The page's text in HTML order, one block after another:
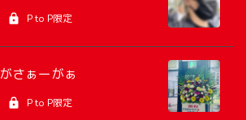
P to P限定
さぁーがぁ
P to P限定